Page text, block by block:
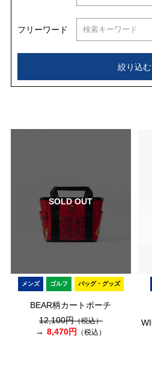
フリーワード
絞り込む
SOLD OUT
メンズ ゴルフ バッグ・グッズ
BEAR柄カートポーチ
12,100円（税込）
8,470円 （税込）